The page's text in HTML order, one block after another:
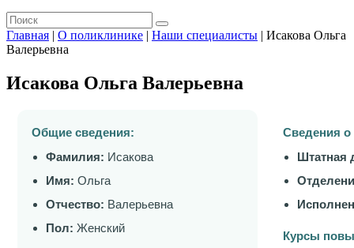
Главная | О поликлинике | Наши специалисты | Исакова Ольга
Валерьевна
Исакова Ольга Валерьевна
Общие сведения:
Фамилия: Исакова
Имя: Ольга
Отчество: Валерьевна
Пол: Женский
Сведения
Штатная
Курсы